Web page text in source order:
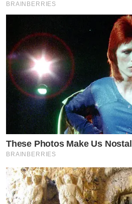
BRAINBERRIES
These Photos Make Us
BRAINBERRIES